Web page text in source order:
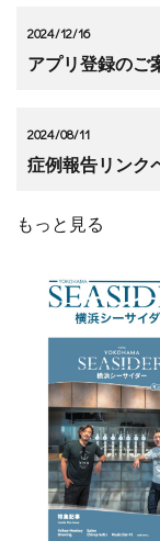
2024/12/16
アプリ登録のご
2024/08/11
症例報告リンク
もっと見る